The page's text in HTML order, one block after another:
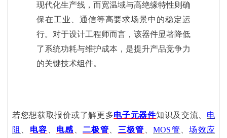
现代化生产线，而宽温域与高绝缘特性则确
保在工业、通信等高要求场景中的稳定运
行。对于设计工程师而言，该器件显著降低
了系统功耗与维护成本，是提升产品竞争力
的关键技术组件。
若您想获取报价或了解更多电子元器件知识及交流、 电
阻
电容 电感 、二极管 三极管 、MOS管 、场效应